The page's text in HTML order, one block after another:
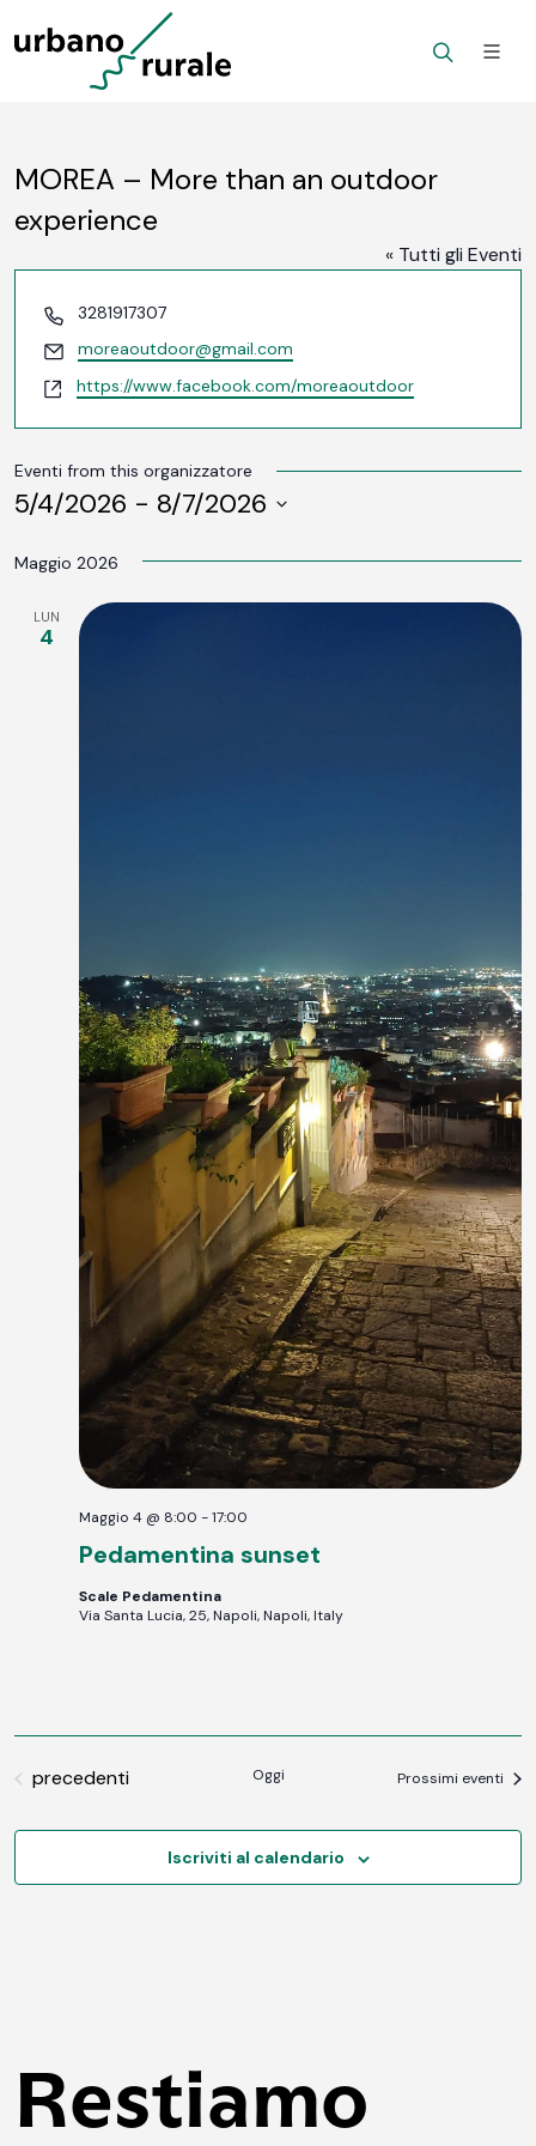
MOREA – More than an outdoor
experience
« Tutti gli Eventi
Telefono
3281917307
Email
moreaoutdoor@gmail.com
Website
https://www.facebook.com/moreaoutdoor
Eventi from this organizzatore
5/4/2026 - 8/7/2026
LA
Maggio 2026
LUN
4
Pedamentina sunset
Maggio 4 @ 8:00 -17:00
Scale Pedamentina
Via Santa Lucia, 25, Napoli, Napoli, Italy
Eventi
precedenti Oggi Prossimi eventi
Iscriviti al calendario
Restiamo